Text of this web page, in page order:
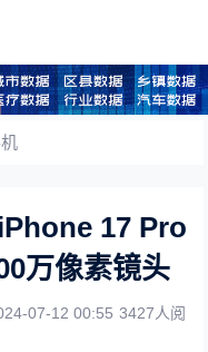
17 Pro
万像素镜头
07-12 00:55 3427人阅